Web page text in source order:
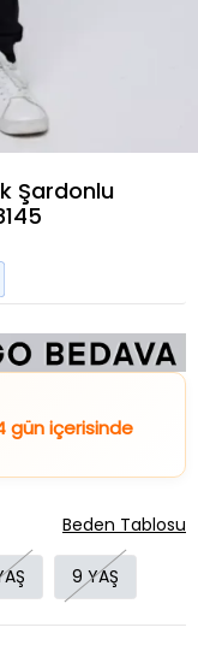
Şardonlu
gün içerisinde
9 YAŞ
Beden Tablosu